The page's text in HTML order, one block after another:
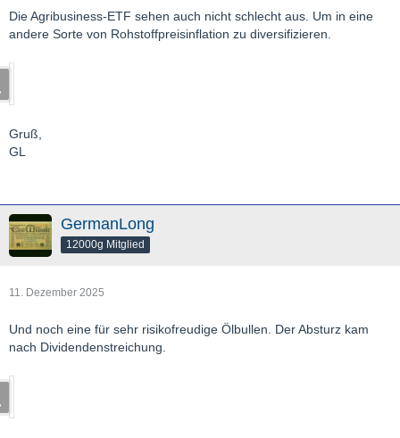
Die Agribusiness-ETF sehen auch nicht schlecht aus. Um in eine
andere Sorte von Rohstoffpreisinflation zu diversifizieren.
Gruß,
GL
GermanLong
12000g Mitglied
11. Dezember 2025
Und noch eine für sehr risikofreudige Ölbullen. Der Absturz kam
nach Dividendenstreichung.